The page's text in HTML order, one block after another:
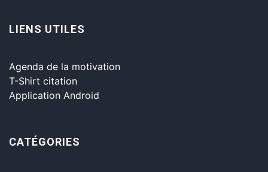
LIENS UTILES
Agenda de la motivation
T-Shirt citation
Application Android
CATÉGORIES